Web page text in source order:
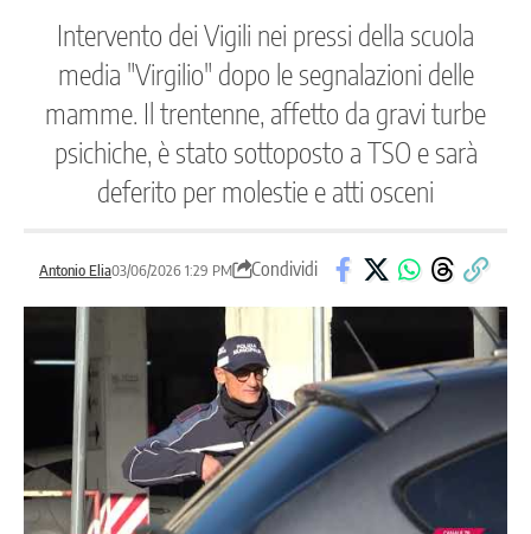
Intervento dei Vigili nei pressi della scuola
media "Virgilio" dopo le segnalazioni delle
mamme. Il trentenne, affetto da gravi turbe
psichiche, è stato sottoposto a TSO e sarà
deferito per molestie e atti osceni
Antonio Elia03/06/2026 1:29 PM Condividi